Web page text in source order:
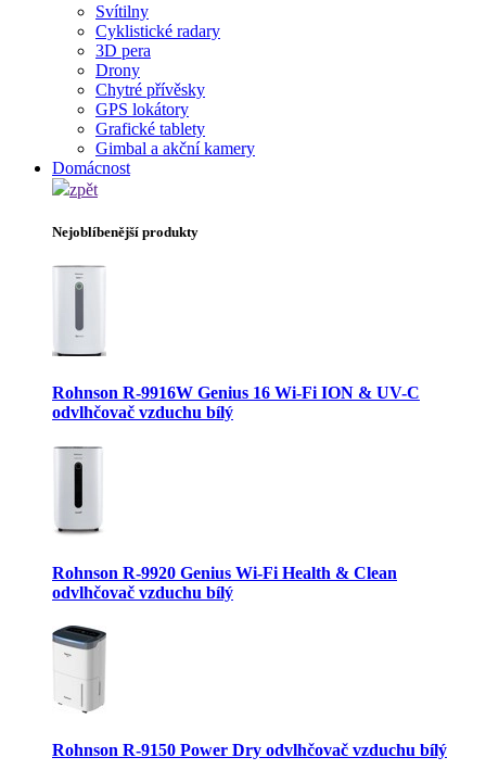
Svítilny
Cyklistické radary
3D pera
Drony
Chytré přívěsky
GPS lokátory
Grafické tablety
Gimbal a akční kamery
Domácnost
zpět
Nejoblíbenější produkty
Rohnson R-9916W Genius 16 Wi-Fi ION & UV-C
odvlhčovač vzduchu bílý
Rohnson R-9920 Genius Wi-Fi Health & Clean
odvlhčovač vzduchu bílý
Rohnson R-9150 Power Dry odvlhčovač vzduchu bílý